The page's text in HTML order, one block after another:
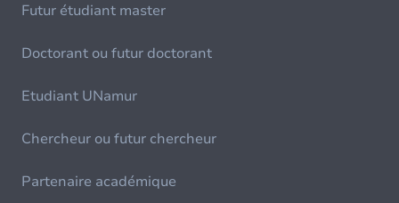
Futur étudiant master
Doctorant ou futur doctorant
Etudiant UNamur
Chercheur ou futur chercheur
Partenaire académique